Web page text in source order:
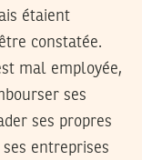
étaient
constatée.
mal employée,
ses
ses propres
entreprises